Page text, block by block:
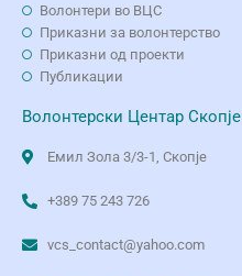
Волонтери во ВЦС
Приказни за волонтерство
Приказни од проекти
Публикации
Волонтерски Центар Скопје
Емил Зола 3/3-1, Скопје
+389 75 243 726
vcs_contact@yahoo.com